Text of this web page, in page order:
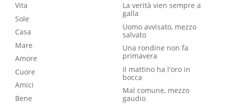
Vita
Sole
Casa
Mare
Amore
Cuore
Amici
Bene
La verità vien sempre a
galla
Uomo avvisato, mezzo
salvato
Una rondine non fa
primavera
Il mattino ha l'oro in
bocca
Mal comune, mezzo
gaudio